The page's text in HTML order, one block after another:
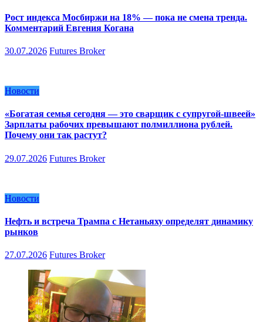
Рост индекса Мосбиржи на 18% — пока не смена тренда.
Комментарий Евгения Когана
30.07.2026 Futures Broker
Новости
«Богатая семья сегодня — это сварщик с супругой-швеей»
Зарплаты рабочих превышают полмиллиона рублей.
Почему они так растут?
29.07.2026 Futures Broker
Новости
Нефть и встреча Трампа с Нетаньяху определят динамику
рынков
27.07.2026 Futures Broker